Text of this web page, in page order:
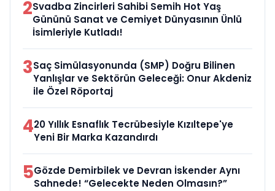
2Svadba Zincirleri Sahibi Semih Hot Yaş
Gününü Sanat ve Cemiyet Dünyasının Ünlü
İsimleriyle Kutladı!
3Saç Simülasyonunda (SMP) Doğru Bilinen
Yanlışlar ve Sektörün Geleceği: Onur Akdeniz
ile Özel Röportaj
420 Yıllık Esnaflık Tecrübesiyle Kızıltepe'ye
Yeni Bir Marka Kazandırdı
5Gözde Demirbilek ve Devran İskender Aynı
Sahnede! “Gelecekte Neden Olmasın?”